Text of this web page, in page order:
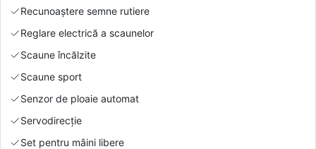
Recunoaștere semne rutiere
Reglare electrică a scaunelor
Scaune încălzite
Scaune sport
Senzor de ploaie automat
Servodirecție
Set pentru mâini libere